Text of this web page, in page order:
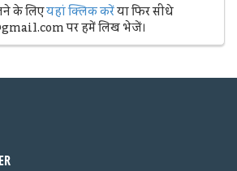
के लिएयहां क्लिक करेंया फिर सीधे
पर हमें लिख भेजें।